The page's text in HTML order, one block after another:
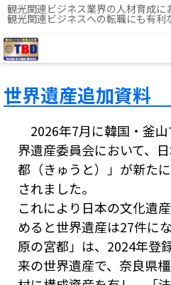
観光関連ビジネス業界の人材育成に
観光関連ビジネスへの転職にも有利
世界遺産追加資料
2026年7月に韓国・釜
界遺産委員会において、
都（きゅうと）」が新た
されました。
これにより日本の文化遺
めると世界遺産は27件に
原の宮都」は、2024年登
来の世界遺産で、奈良県